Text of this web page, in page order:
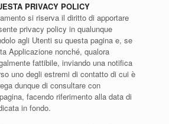
PRIVACY POLICY
si riserva il diritto di apportare
privacy policy in qualunque
agli Utenti su questa pagina e, se
Applicazione nonché, qualora
fattibile, inviando una notifica
uno degli estremi di contatto di cui è
dunque di consultare con
facendo riferimento alla data di
in fondo.